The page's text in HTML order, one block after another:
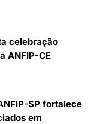
celebração
ANFIP-CE
SP fortalece
em